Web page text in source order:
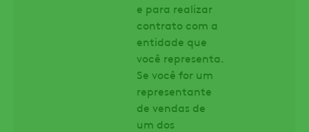
e para realizar
contrato com a
entidade que
você representa.
Se você for um
representante
de vendas de
um dos